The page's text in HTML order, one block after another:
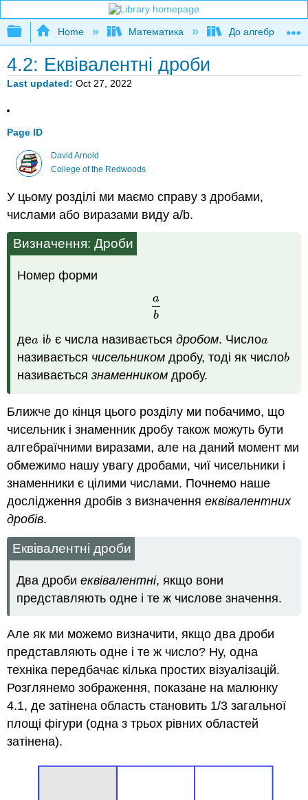
Expand/collapse global hierarchy
Home Математика До алгебри
4.2: Еквівалентні дроби
Last updated Oct 27, 2022
Page ID
David Arnold
College of the Redwoods
У цьому розділі ми маємо справу з дробами,
числами або виразами виду a/b.
Визначення: Дроби
Номер форми
a
b
ab
деa
a іb
b є числа називається дробом. Числоa
a
називається чисельником дробу, тоді як числоb
b
називаєтьсязнаменником дробу.
Ближче до кінця цього розділу ми побачимо, що
чисельник і знаменник дробу також можуть бути
алгебраїчними виразами, але на даний момент ми
обмежимо нашу увагу дробами, чиї чисельники і
знаменники є цілими числами. Почнемо наше
дослідження дробів з визначенняеквівалентних
дробів.
Еквівалентні дроби
Два дробиеквівалентні, якщо вони
представляють одне і те ж числове значення.
Але як ми можемо визначити, якщо два дроби
представляють одне і те ж число? Ну, одна
техніка передбачає кілька простих візуалізацій.
Розглянемо зображення, показане на малюнку
4.1, де затінена область становить 1/3 загальної
площі фігури (одна з трьох рівних областей
затінена).